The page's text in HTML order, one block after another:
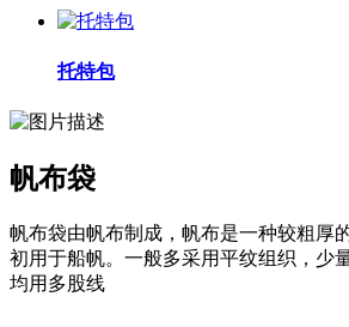
托特包
帆布袋
帆布袋由帆布制成，帆布是一种较粗厚
初用于船帆。一般多采用平纹组织，少
均用多股线